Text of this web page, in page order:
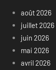
août 2026
juillet 2026
juin 2026
mai 2026
avril 2026